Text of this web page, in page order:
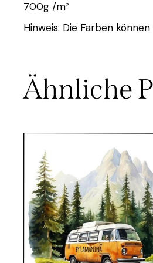
700g /m²
Hinweis: Die Farben
Ähnliche